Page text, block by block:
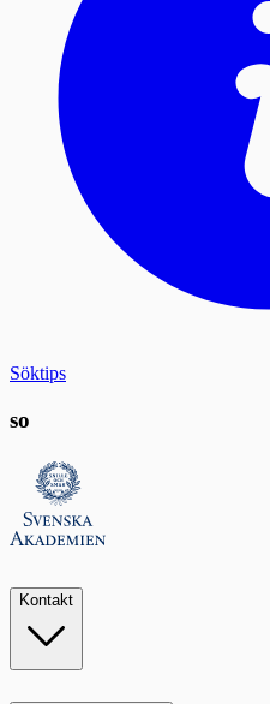
Söktips
so
Kontakt